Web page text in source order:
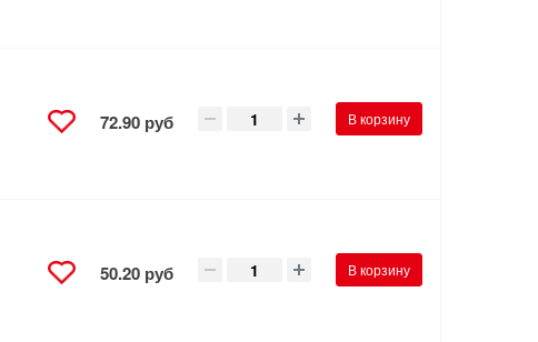
72.90 руб В корзину
50.20 руб В корзину